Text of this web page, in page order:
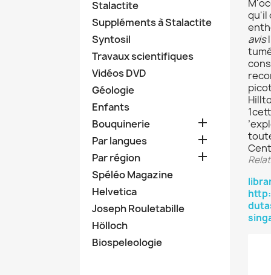
Stalactite
Suppléments à Stalactite
Syntosil
Travaux scientifiques
Vidéos DVD
Géologie
Enfants
Bouquinerie

Par langues 
Par région 
Spéléo Magazine
Helvetica
Joseph Rouletabille
Hölloch
Biospeleologie
qu'il
avis